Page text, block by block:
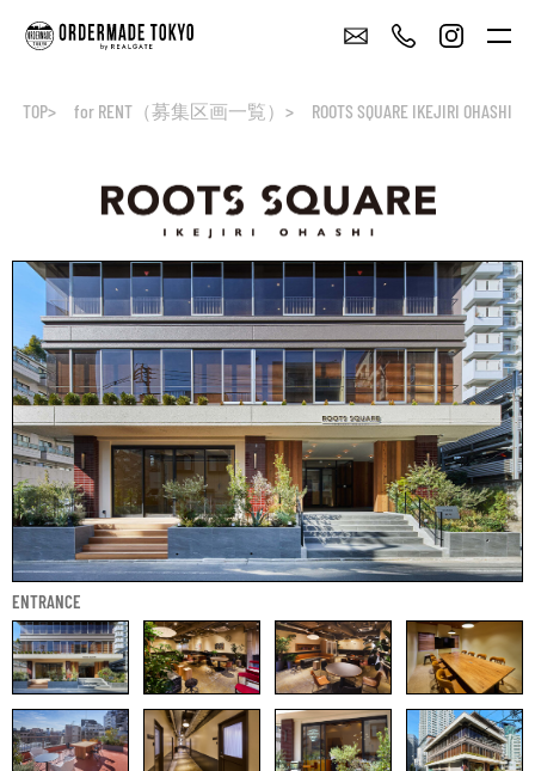
TOP for RENT（募集区画一覧） ROOTS SQUARE IKEJIRI OHASHI
ENTRANCE